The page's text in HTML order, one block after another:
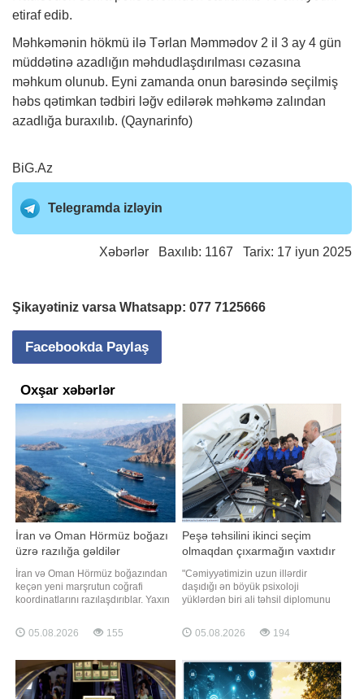
etiraf edib.
Məhkəmənin hökmü ilə Tərlan Məmmədov 2 il 3 ay 4 gün
müddətinə azadlığın məhdudlaşdırılması cəzasına
məhkum olunub. Eyni zamanda onun barəsində seçilmiş
həbs qətimkan tədbiri ləğv edilərək məhkəmə zalından
azadlığa buraxılıb. (Qaynarinfo)
BiG.Az
Telegramda izləyin
Xəbərlər Baxılıb: 1167 Tarix: 17 iyun 2025
Şikayətiniz varsa Whatsapp: 077 7125666
Facebookda Paylaş
Oxşar xəbərlər
İran və Oman Hörmüz boğazı
üzrə razılığa gəldilər
İran və Oman Hörmüz boğazından
keçən yeni marşrutun coğrafi
koordinatlarını razılaşdırıblar. Yaxın
bəyanat dərc oluna bilər. TASS-a
istinadən xəbər verir ki, bu barədə
nümayəndəsi İsmayıl Bəqai bildirib.
"Tərəflərin nəzərdən keçirdiy
05.08.2026 155
Peşə təhsilini ikinci seçim
olmaqdan çıxarmağın vaxtıdır
"Cəmiyyətimizin uzun illərdir
daşıdığı ən böyük psixoloji
yüklərdən biri ali təhsil diplomunu
etməsidir. "Ali təhsili olsun,
ixtisasının fərqi yoxdur" düşüncəsi
potensialını kölgədə qoymaqla
yanaşı, əmək bazarında da ciddi
disbalan
05.08.2026 194